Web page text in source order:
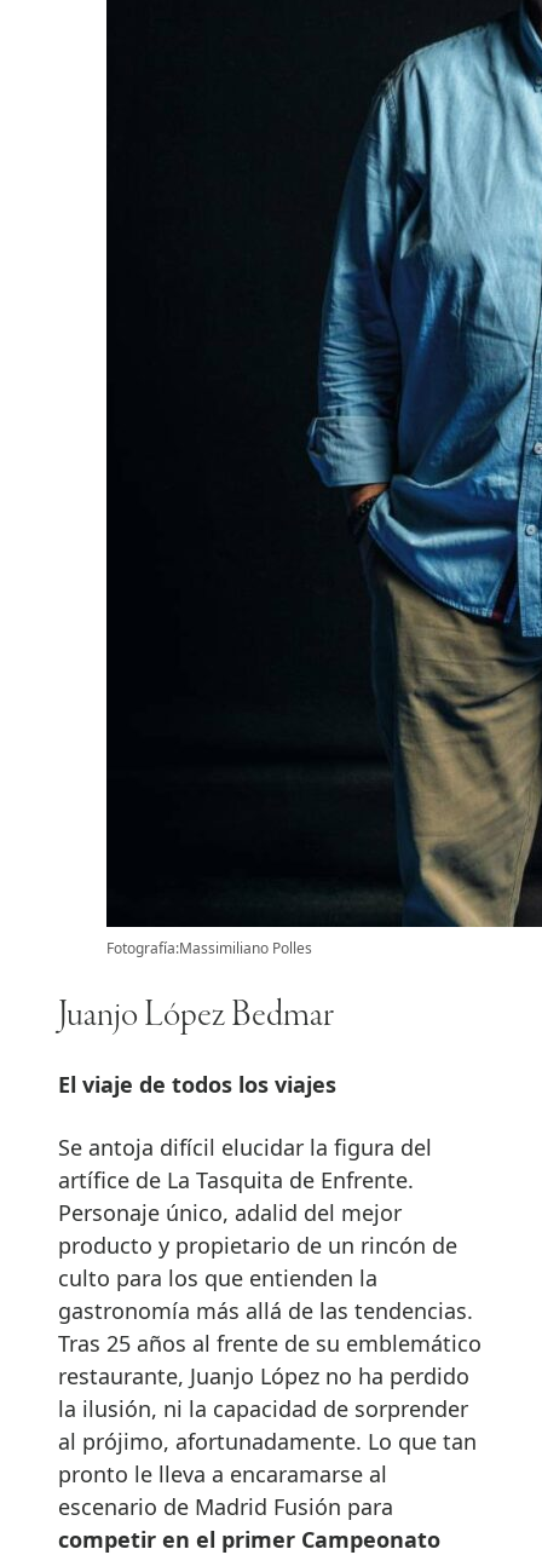
Fotografía:Massimiliano Polles
Juanjo López Bedmar
El viaje de todos los viajes
Se antoja difícil elucidar la figura del
artífice de La Tasquita de Enfrente.
Personaje único, adalid del mejor
producto y propietario de un rincón de
culto para los que entienden la
gastronomía más allá de las tendencias.
Tras 25 años al frente de su emblemático
restaurante, Juanjo López no ha perdido
la ilusión, ni la capacidad de sorprender
al prójimo, afortunadamente. Lo que tan
pronto le lleva a encaramarse al
escenario de Madrid Fusión para
competir en el primer Campeonato